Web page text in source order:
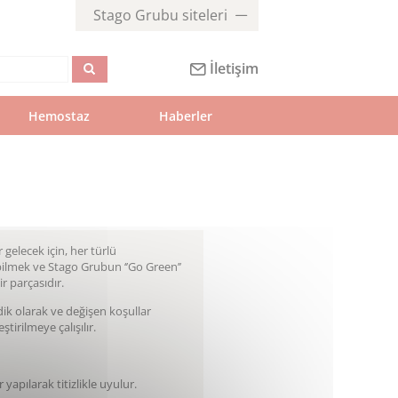
Stago Grubu siteleri
İletişim
Hemostaz Haberler
gelecek için, her türlü
ve Stago Grubun ‘’Go Green’’
olarak ve değişen koşullar
çalışılır.
yapılarak titizlikle uyulur.